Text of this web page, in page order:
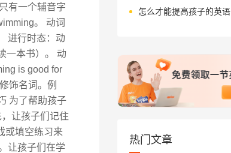
有一个辅音字
。 动词
进行时态：动
一本书）。 动
is good for
饰名词。例
为了帮助孩子
让孩子们记住
或填空练习来
让孩子们在学
怎么才能提高孩子的英语
热门文章